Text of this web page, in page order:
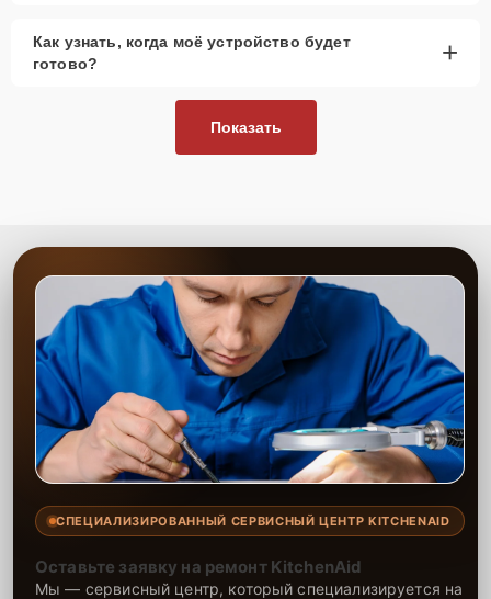
Как узнать, когда моё устройство будет
готово?
+
Показать
СПЕЦИАЛИЗИРОВАННЫЙ СЕРВИСНЫЙ ЦЕНТР KITCHENAID
Оставьте заявку на ремонт KitchenAid
Мы — сервисный центр, который специализируется на